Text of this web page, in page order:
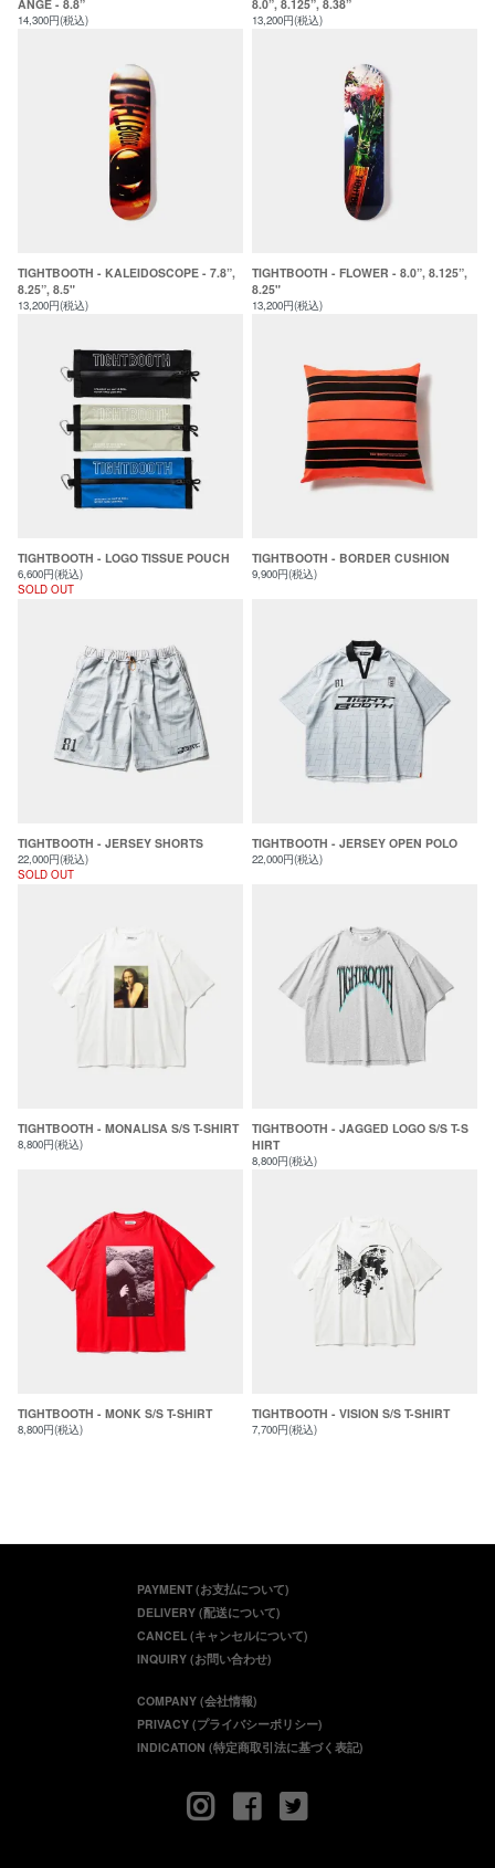
ANGE - 8.8”
14,300円(税込)
8.0”, 8.125”, 8.38”
13,200円(税込)
TIGHTBOOTH - KALEIDOSCOPE - 7.8”,
8.25”, 8.5"
13,200円(税込)
TIGHTBOOTH - FLOWER - 8.0”, 8.125”,
8.25"
13,200円(税込)
TIGHTBOOTH - LOGO TISSUE POUCH
6,600円(税込)
SOLD OUT
TIGHTBOOTH - BORDER CUSHION
9,900円(税込)
TIGHTBOOTH - JERSEY SHORTS
22,000円(税込)
SOLD OUT
TIGHTBOOTH - JERSEY OPEN POLO
22,000円(税込)
TIGHTBOOTH - MONALISA S/S T-SHIRT
8,800円(税込)
TIGHTBOOTH - JAGGED LOGO S/S T-S
HIRT
8,800円(税込)
TIGHTBOOTH - MONK S/S T-SHIRT
8,800円(税込)
TIGHTBOOTH - VISION S/S T-SHIRT
7,700円(税込)
PAYMENT (お支払について)
DELIVERY (配送について)
CANCEL (キャンセルについて)
INQUIRY (お問い合わせ)
COMPANY (会社情報)
PRIVACY (プライバシーポリシー)
INDICATION (特定商取引法に基づく表記)